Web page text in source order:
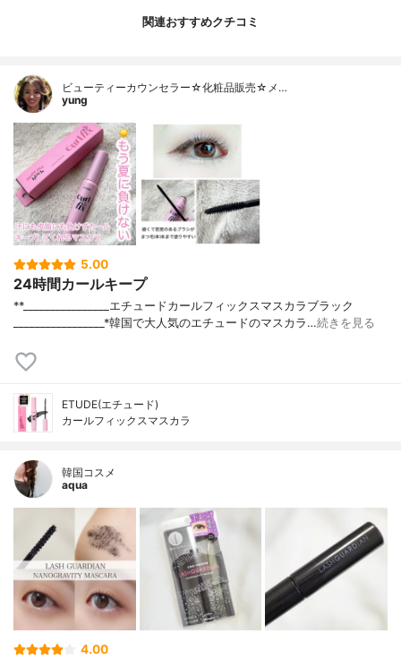
関連おすすめクチコミ
ビューティーカウンセラー☆化粧品販売☆メ…
yung
5.00
24時間カールキープ
**⁡________________⁡エチュード⁡カールフィックスマスカラブラック
⁡_________________⁡⁡*韓国で大人気のエチュードのマスカラ…続きを見る
ETUDE(エチュード)
カールフィックスマスカラ
韓国コスメ
aqua
4.00